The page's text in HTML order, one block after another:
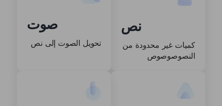
نص
كميات غير محدودة من
النصوصوصوص
صوت
تحويل الصوت إلى نص